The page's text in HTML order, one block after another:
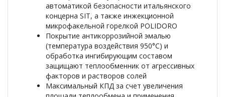
автоматикой безопасности итальянского
концерна SIT, а также инжекционной
микрофакельной горелкой POLIDORO
Покрытие антикоррозийной эмалью
(температура воздействия 950°С) и
обработка ингибирующим составом
защищают теплообменник от агрессивных
факторов и растворов солей
Максимальный КПД за счет увеличения